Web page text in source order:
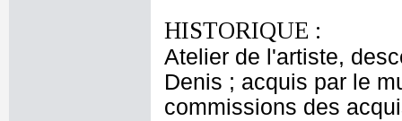
HISTORIQUE :
Atelier de l'artiste,
Denis ; acquis par le
commissions des